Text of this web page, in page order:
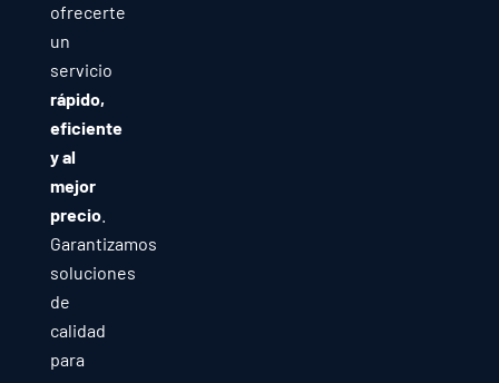
ofrecerte
un
servicio
rápido,
eficiente
y al
mejor
precio.
Garantizamos
soluciones
de
calidad
para